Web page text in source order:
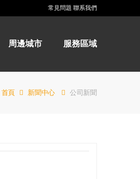
常見問題 聯系我們
周邊城市 服務區域
首頁 新聞中心 公司新聞